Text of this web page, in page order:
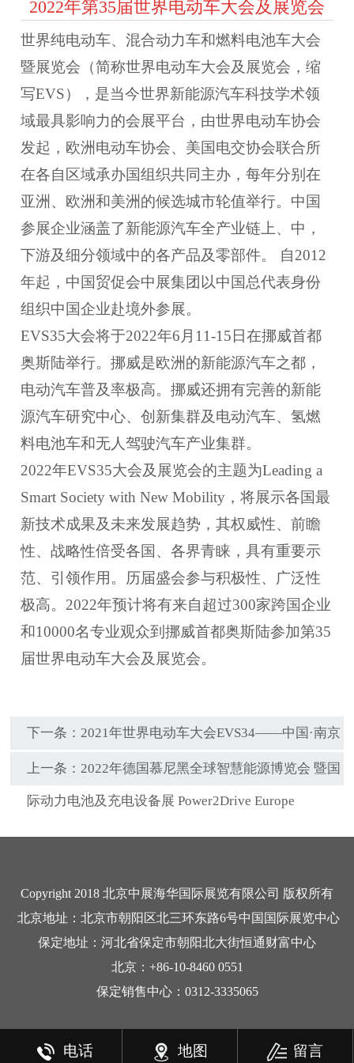
2022年第35届世界电动车大会及展览会
世界纯电动车、混合动力车和燃料电池车大会
暨展览会（简称世界电动车大会及展览会，缩
写EVS），是当今世界新能源汽车科技学术领
域最具影响力的会展平台，由世界电动车协会
发起，欧洲电动车协会、美国电交协会联合所
在各自区域承办国组织共同主办，每年分别在
亚洲、欧洲和美洲的候选城市轮值举行。中国
参展企业涵盖了新能源汽车全产业链上、中，
下游及细分领域中的各产品及零部件。 自2012
年起，中国贸促会中展集团以中国总代表身份
组织中国企业赴境外参展。
EVS35大会将于2022年6月 11-15 日在挪威首都
奥斯陆举行。挪威是欧洲的新能源汽车之都，
电动汽车普及率极高。挪威还拥有完善的新能
源汽车研究中心、创新集群及电动汽车、氢燃
料电池车和无人驾驶汽车产业集群。
2022年EVS35大会及展览会的主题为Leading a
Smart Society with New Mobility ，将展示各国最
新技术成果及未来发展趋势，其权威性、前瞻
性、战略性倍受各国、各界青睐，具有重要示
范、引领作用。历届盛会参与积极性、广泛性
极高。2022年预计将有来自超过300家跨国企业
和10000名专业观众到挪威首都奥斯陆参加第35
届世界电动车大会及展览会。
下一条：2021年世界电动车大会EVS34——中国·南京
上一条：2022年德国慕尼黑全球智慧能源博览会 暨国
际动力电池及充电设备展 Power2Drive Europe
Copyright 2018 北京中展海华国际展览有限公司 版权所有
北京地址：北京市朝阳区北三环东路6号中国国际展览中心
保定地址：河北省保定市朝阳北大街恒通财富中心
北京：+86-10-8460 0551
保定销售中心：0312-3335065
电话 地图 留言